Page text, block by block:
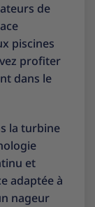
de
piscines
profiter
dans le
la turbine
et
adaptée à
nageur